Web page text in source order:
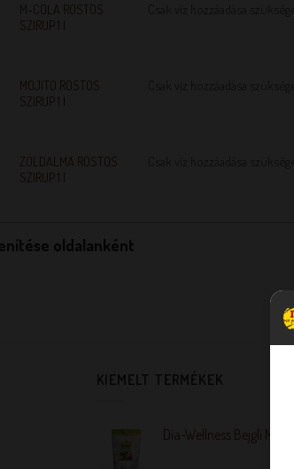
M-COLA ROSTOS
SZIRUP 1 l
MOJITO ROSTOS
SZIRUP 1 l
ZÖLDALMA ROSTOS
SZIRUP 1 l
oldalanként
KIEMELT TERMÉKEK
Dia-Wellness Bejgli Mix